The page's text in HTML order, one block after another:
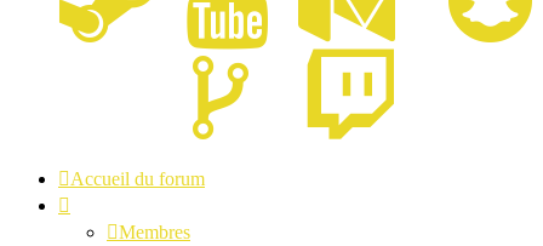
Accueil du forum
Membres